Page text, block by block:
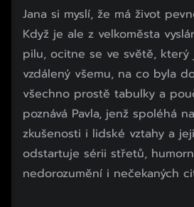
Jana si myslí, že má život
Když je ale z velkoměsta
pilu, ocitne se ve světě, který
vzdálený všemu, na co byla
všechno prostě tabulky a
poznává Pavla, jenž spoléhá
zkušenosti i lidské vztahy a
odstartuje sérii střetů,
nedorozumění i nečekaných